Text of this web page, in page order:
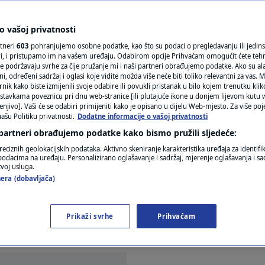
N1(DIS)INFO
FOTO
VIDEO
godina nakon
bi se 5. ožujka javiti na izdržavanje
karticom i plaćanja privatnih računa državnim
u Zagrebu Krešimir Devčić.Pročitaj više
vašoj privatnosti
603 pohranjujemo osobne podatke, kao što su podaci o pregledavanju ili
i pristupamo im na vašem uređaju. Odabirom opcije Prihvaćam omogućit ćete
podržavaju svrhe za čije pružanje mi i naši partneri obrađujemo podatke. Ako su
određeni sadržaj i oglasi koje vidite možda više neće biti toliko relevantni za vas.
kako biste izmijenili svoje odabire ili povukli pristanak u bilo kojem trenutku
poveznicu pri dnu web-stranice [ili plutajuće ikone u donjem lijevom kutu
Vaši će se odabiri primijeniti kako je opisano u dijelu Web-mjesto. Za više
Politiku privatnosti. Dodatne informacije o vašoj privatnosti
obrađujemo podatke kako bismo pružili sljedeće:
geolokacijskih podataka. Aktivno skeniranje karakteristika uređaja za
na uređaju. Personalizirano oglašavanje i sadržaj, mjerenje oglašavanja i
usluga.
(dobavljača)
Prikaži svrhe Prihvaćam